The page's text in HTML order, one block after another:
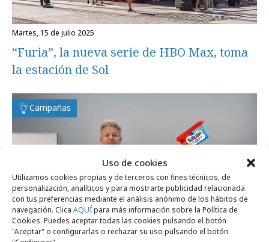
Uso de cookies
Utilizamos cookies propias y de terceros con fines técnicos, de
personalización, analíticos y para mostrarte publicidad relacionada
con tus preferencias mediante el análisis anónimo de los hábitos de
navegación. Clica AQUÍpara más información sobre la Política de
Cookies. Puedes aceptar todas las cookies pulsando el botón
"Aceptar" o configurarlas o rechazar su uso pulsando el botón
martes, 15 de julio 2025
“Furia”, la nueva serie de HBO Max, toma
la estación de Sol
Campañas